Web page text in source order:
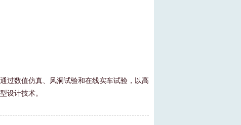
过数值仿真、风洞试验和在线实车试验，以高
设计技术。